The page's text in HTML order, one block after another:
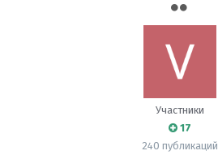
Участники
17
240 публикаций